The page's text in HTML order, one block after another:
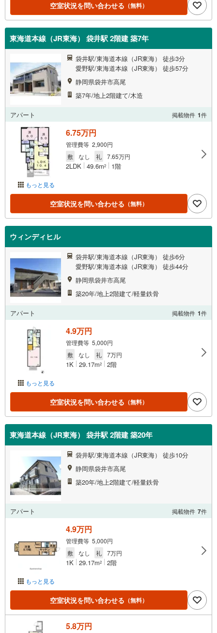
空室状況を問い合わせる （無料）
東海道本線（JR東海） 袋井駅 2階建 築7年
袋井駅/東海道本線（JR東海） 徒歩3分
愛野駅/東海道本線（JR東海） 徒歩57分
静岡県袋井市高尾
築7年/地上2階建て/木造
アパート 掲載物件 1件
もっと見る
6.75万円
管理費等 2,900円
敷
なし 礼 7.65万円
2LDK 49.6m2 1階
空室状況を問い合わせる （無料）
ウィンディヒル
袋井駅/東海道本線（JR東海） 徒歩6分
愛野駅/東海道本線（JR東海） 徒歩44分
静岡県袋井市高尾
築20年/地上2階建て/軽量鉄骨
アパート 掲載物件 1件
もっと見る
4.9万円
管理費等 5,000円
敷
なし 礼 7万円
1K 29.17m2 2階
空室状況を問い合わせる （無料）
東海道本線（JR東海） 袋井駅 2階建 築20年
袋井駅/東海道本線（JR東海） 徒歩10分
静岡県袋井市高尾
築20年/地上2階建て/軽量鉄骨
アパート 掲載物件 7件
もっと見る
4.9万円
管理費等 5,000円
敷
なし 礼 7万円
1K 29.17m2 2階
空室状況を問い合わせる （無料）
5.8万円